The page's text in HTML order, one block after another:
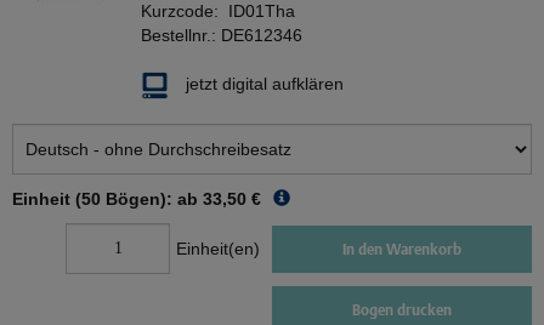
Kurzcode: ID01Tha
Bestellnr.: DE612346
jetzt digital aufklären
Einheit (50 Bögen): ab 33,50 €
Einheit(en) In den Warenkorb
Bogen drucken